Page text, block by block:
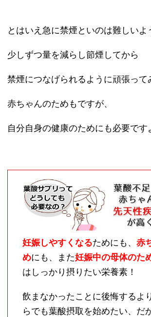
とはいえ急に禁煙といのは難しいよ
少しずつ量を減らし節煙してから
禁煙につなげられるように頑張って
赤ちゃんのためもですが、
自分自身の健康のためにも必要です
妊娠しやすくなるためにも、 赤
めにも、また妊娠中の母体のた
はしっかり摂りたい栄養素！
飲まなかったことに後悔するよ
らでも葉酸摂取を始めたい、だ